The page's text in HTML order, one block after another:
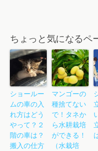
ちょっと気になるペ
ショールー
ムの車の入
れ方はどう
やって？２
階の車は？
搬入の仕方
マンゴーの
種捨てない
で！タネか
ら水耕栽培
ができる！
（水栽培